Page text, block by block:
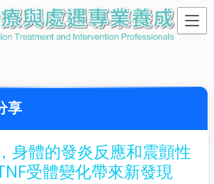
享
身體的發炎反應和震顫性
受體變化帶來新發現